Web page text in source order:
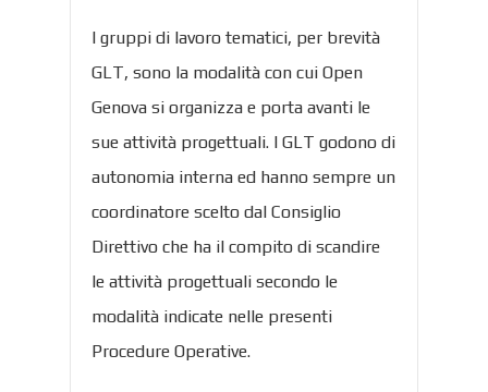
I gruppi di lavoro tematici, per brevità
GLT, sono la modalità con cui Open
Genova si organizza e porta avanti le
sue attività progettuali. I GLT godono di
autonomia interna ed hanno sempre un
coordinatore scelto dal Consiglio
Direttivo che ha il compito di scandire
le attività progettuali secondo le
modalità indicate nelle presenti
Procedure Operative.